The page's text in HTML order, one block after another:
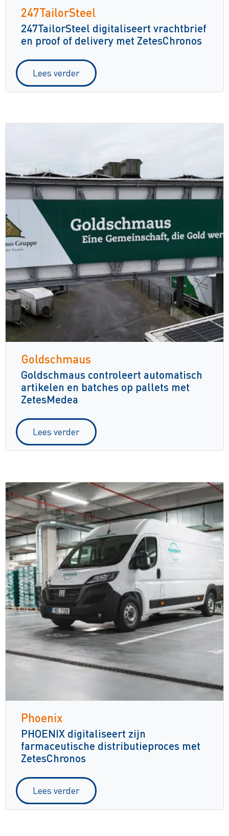
247TailorSteel
247TailorSteel digitaliseert vrachtbrief
en proof of delivery met ZetesChronos
Lees verder
Goldschmaus
Goldschmaus controleert automatisch
artikelen en batches op pallets met
ZetesMedea
Lees verder
Phoenix
PHOENIX digitaliseert zijn
farmaceutische distributieproces met
ZetesChronos
Lees verder